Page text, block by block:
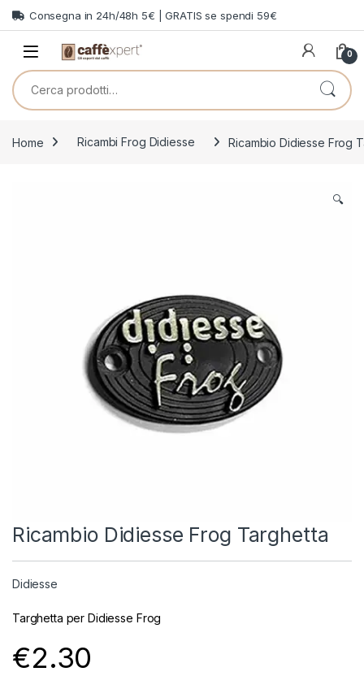
Skip to navigation
Skip to content
Consegna in 24h/48h 5€ | GRATIS se spendi 59€
0
Cerca:
Home Ricambi Frog Didiesse Ricambio Didiesse Frog
🔍
Ricambio Didiesse Frog Targhetta
Didiesse
Targhetta per Didiesse Frog
€2.30